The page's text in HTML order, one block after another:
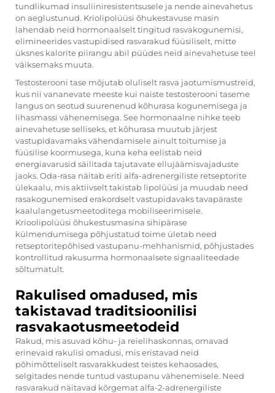
tundlikumad insuliiniresistentsusele ja nende ainevahetus
on aeglustunud. Kriolipolüüsi õhukestavuse masin
lahendab neid hormonaalselt tingitud rasvakogunemisi,
elimineerides vastupidised rasvarakud füüsiliselt, mitte
üksnes kalorite piirangu abil püüdes neid ainevahetuse teel
väiksemaks muuta.
Testosterooni tase mõjutab oluliselt rasva jaotumismustreid,
kus nii vananevate meeste kui naiste testosterooni taseme
langus on seotud suurenenud kõhurasa kogunemisega ja
lihasmassi vähenemisega. See hormonaalne nihke teeb
ainevahetuse selliseks, et kõhurasa muutub järjest
vastupidavamaks vähendamisele ainult toitumise ja
füüsilise koormusega, kuna keha eelistab neid
energiavarusid säilitada tajutavate ellujäämisvajaduste
jaoks. Oda-rasa näitab eriti alfa-adrenergiliste retseptorite
ülekaalu, mis aktiivselt takistab lipolüüsi ja muudab need
rasakogunemised erakordselt vastupidavaks tavapäraste
kaalulangetusmeetoditega mobiliseerimisele.
Krioolipolüüsi õhukestusmasina sihipärase
külmendumisega põhjustatud toime ületab need
retseptoritepõhised vastupanu-mehhanismid, põhjustades
kontrollitud rakusurma hormonaalsete signaaliteedade
sõltumatult.
Rakulised omadused, mis
takistavad traditsioonilisi
rasvakaotusmeetodeid
Rakud, mis asuvad kõhu- ja reielihaskonnas, omavad
erinevaid rakulisi omadusi, mis eristavad neid
põhimõtteliselt rasvarakkudest teistes kehaosades,
selgitades nende tuntud vastupanu vähenemisele. Need
rasvarakud näitavad kõrgemat alfa-2-adrenergiliste